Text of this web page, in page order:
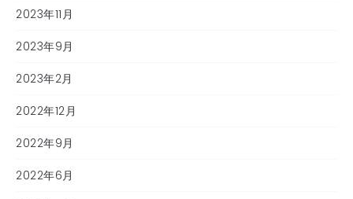
2023年11月
2023年9月
2023年2月
2022年12月
2022年9月
2022年6月